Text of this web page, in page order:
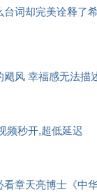
台词却完美诠释了
风 幸福感无法描
频秒开,超低延迟
章天亮博士《中华